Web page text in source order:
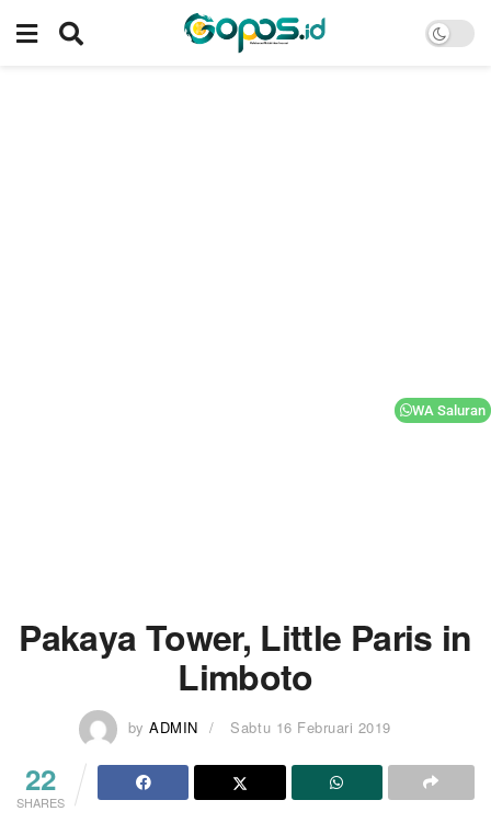
Pakaya Tower, Little Paris in
Limboto
by ADMIN Sabtu 16 Februari 2019
22
SHARES
WA Saluran